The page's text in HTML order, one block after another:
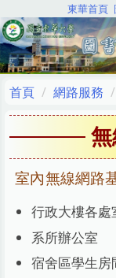
到
主
要
容
區
東華首頁
首頁 網路服務
室內無線網路
行政大樓各處
系所辦公室
宿舍區學生房